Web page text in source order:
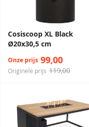
Cosiscoop XL Black
Ø20x30,5 cm
Originele prijs 119,00
Onze prijs 99,00